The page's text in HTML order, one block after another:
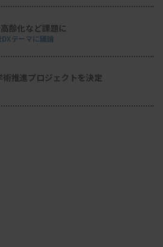
齢化など課題に
テーマに議論
推進プロジェクトを決定